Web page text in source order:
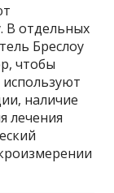
В отдельных
Бреслоу
чтобы
наличие
лечения